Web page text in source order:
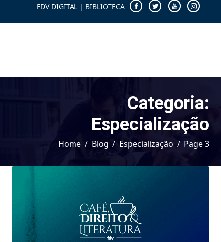
FDV DIGITAL | BIBLIOTECA
Categoria:
Especialização
Home Blog Especialização Page 3